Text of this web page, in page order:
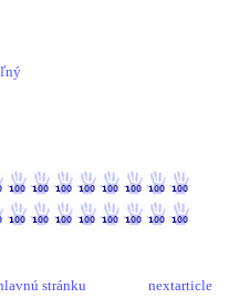
stránku nextarticle